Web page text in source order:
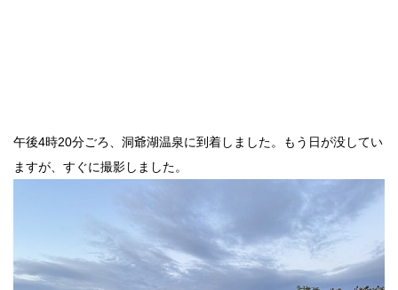
午後4時20分ごろ、洞爺湖温泉に到着しました。もう日が没してい
ますが、すぐに撮影しました。